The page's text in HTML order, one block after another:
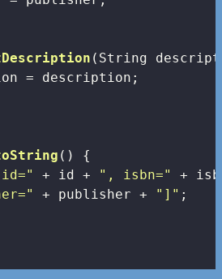
(String
= description;
()
{
+ id + ", isbn="
+
+ publisher + "]" ;